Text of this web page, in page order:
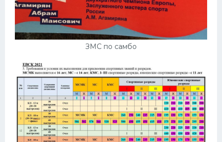
ЗМС по самбо